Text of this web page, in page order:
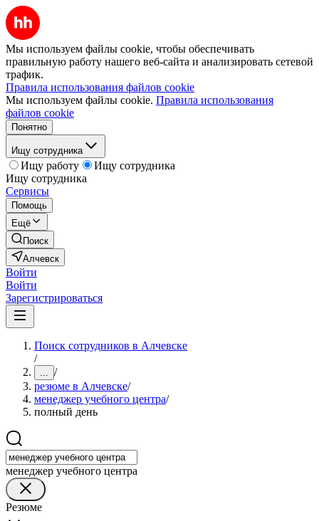
Мы используем файлы cookie, чтобы обеспечивать
правильную работу нашего веб-сайта и анализировать сетевой
трафик.
Правила использования файлов cookie
Мы используем файлы cookie. Правила использования
файлов cookie
Понятно
Ищу сотрудника
Ищу работу
Ищу сотрудника
Ищу сотрудника
Сервисы
Помощь
Ещё
Поиск
Алчевск
Войти
Войти
Зарегистрироваться
Поиск сотрудников в Алчевске
/
... /
резюме в Алчевске/
менеджер учебного центра/
полный день
менеджер учебного центра
Резюме